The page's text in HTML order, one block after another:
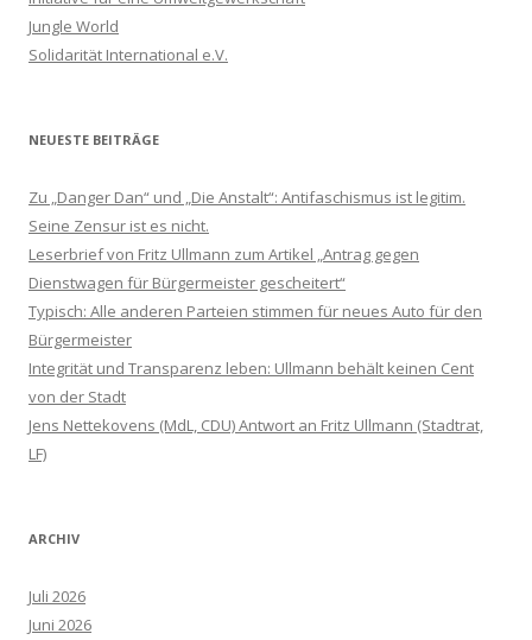
Jungle World
Solidarität International e.V.
NEUESTE BEITRÄGE
Zu „Danger Dan“ und „Die Anstalt“: Antifaschismus ist legitim.
Seine Zensur ist es nicht.
Leserbrief von Fritz Ullmann zum Artikel „Antrag gegen
Dienstwagen für Bürgermeister gescheitert“
Typisch: Alle anderen Parteien stimmen für neues Auto für den
Bürgermeister
Integrität und Transparenz leben: Ullmann behält keinen Cent
von der Stadt
Jens Nettekovens (MdL, CDU) Antwort an Fritz Ullmann (Stadtrat,
LF)
ARCHIV
Juli 2026
Juni 2026